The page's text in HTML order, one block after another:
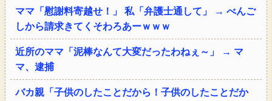
ママ「慰謝料寄越せ！」 私「弁護士通して」 → べんご
しから請求きてくそわろあーｗｗｗ
近所のママ「泥棒なんて大変だったわねぇ～」 → マ
マ、逮捕
バカ親「子供のしたことだから！子供のしたことだか